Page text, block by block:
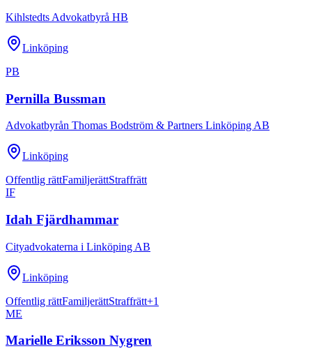
Kihlstedts Advokatbyrå HB
Linköping
PB
Pernilla Bussman
Advokatbyrån Thomas Bodström & Partners Linköping AB
Linköping
Offentlig rättFamiljerättStraffrätt
IF
Idah Fjärdhammar
Cityadvokaterna i Linköping AB
Linköping
Offentlig rättFamiljerättStraffrätt+1
ME
Marielle Eriksson Nygren